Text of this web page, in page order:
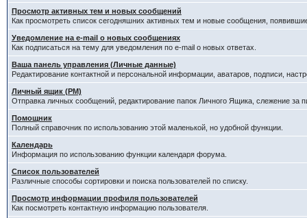
Просмотр активных тем и новых сообщений
Как просмотреть список сегодняшних активных тем и новые сообщения,
Уведомление на e-mail о новых сообщениях
Как подписаться на тему для уведомления по e-mail о новых ответах.
Ваша панель управления (Личные данные)
Редактирование контактной и персональной информации, аватаров, подписи,
Личный ящик (PM)
Отправка личных сообщений, редактирование папок Личного Ящика, слежение за
Помощник
Полный справочник по использованию этой маленькой, но удобной функции.
Календарь
Информация по использованию функции календаря форума.
Список пользователей
Различные способы сортировки и поиска пользователей по списку.
Просмотр информации профиля пользователей
Как посмотреть контактную информацию пользователя.